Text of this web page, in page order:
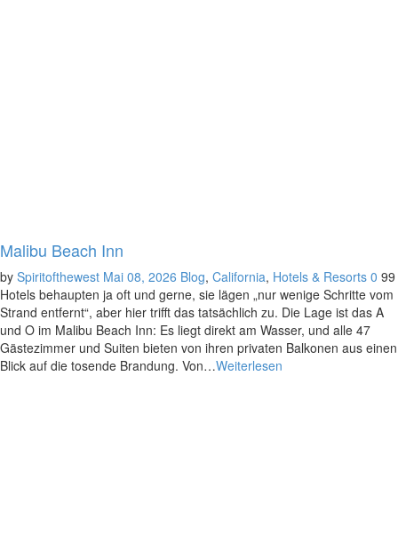
Malibu Beach Inn
by Spiritofthewest Mai 08, 2026 Blog, California, Hotels & Resorts 0 99
Hotels behaupten ja oft und gerne, sie lägen „nur wenige Schritte vom
Strand entfernt“, aber hier trifft das tatsächlich zu. Die Lage ist das A
und O im Malibu Beach Inn: Es liegt direkt am Wasser, und alle 47
Gästezimmer und Suiten bieten von ihren privaten Balkonen aus einen
Blick auf die tosende Brandung. Von…Weiterlesen